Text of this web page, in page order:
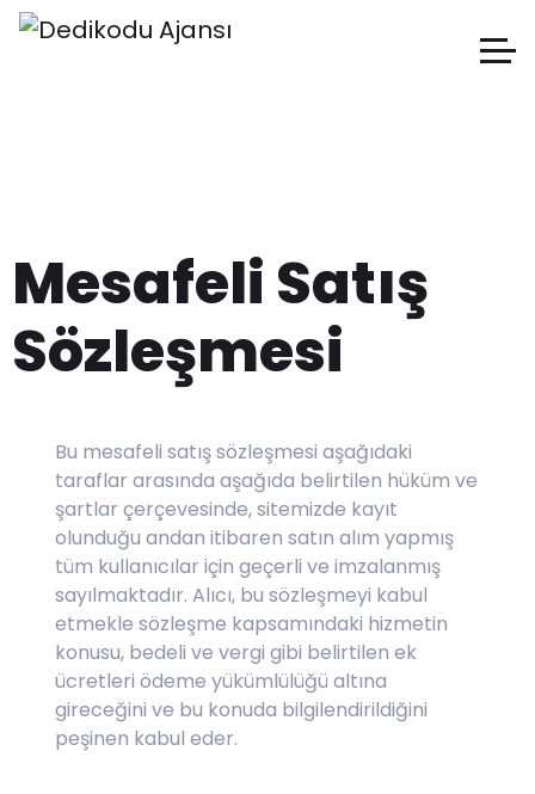
Mesafeli Satış
Sözleşmesi
Bu mesafeli satış sözleşmesi aşağıdaki
taraflar arasında aşağıda belirtilen hüküm ve
şartlar çerçevesinde, sitemizde kayıt
olunduğu andan itibaren satın alım yapmış
tüm kullanıcılar için geçerli ve imzalanmış
sayılmaktadır. Alıcı, bu sözleşmeyi kabul
etmekle sözleşme kapsamındaki hizmetin
konusu, bedeli ve vergi gibi belirtilen ek
ücretleri ödeme yükümlülüğü altına
gireceğini ve bu konuda bilgilendirildiğini
peşinen kabul eder.